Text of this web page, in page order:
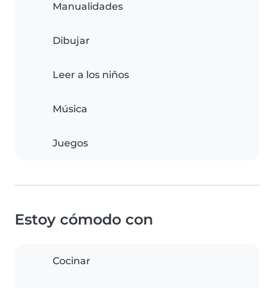
Manualidades
Dibujar
Leer a los niños
Música
Juegos
Estoy cómodo con
Cocinar